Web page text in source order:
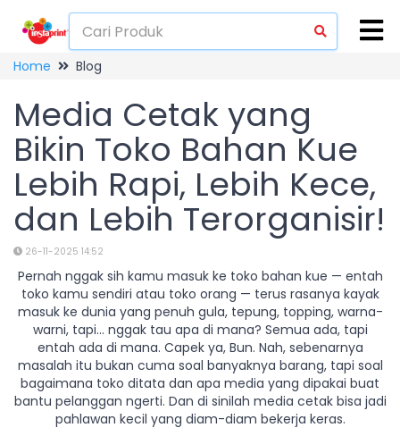
Home Blog
Media Cetak yang
Bikin Toko Bahan Kue
Lebih Rapi, Lebih Kece,
dan Lebih Terorganisir!
26-11-2025 14:52
Pernah nggak sih kamu masuk ke toko bahan kue — entah
toko kamu sendiri atau toko orang — terus rasanya kayak
masuk ke dunia yang penuh gula, tepung, topping, warna-
warni, tapi… nggak tau apa di mana? Semua ada, tapi
entah ada di mana. Capek ya, Bun. Nah, sebenarnya
masalah itu bukan cuma soal banyaknya barang, tapi soal
bagaimana toko ditata dan apa media yang dipakai buat
bantu pelanggan ngerti. Dan di sinilah media cetak bisa jadi
pahlawan kecil yang diam-diam bekerja keras.